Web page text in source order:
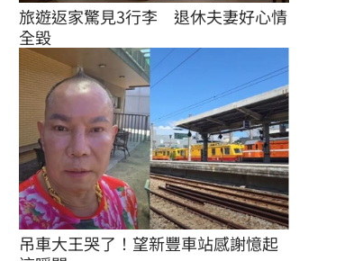
旅遊返家驚見3行李　退休夫妻好心情
全毀
吊車大王哭了！望新豐車站感謝憶起